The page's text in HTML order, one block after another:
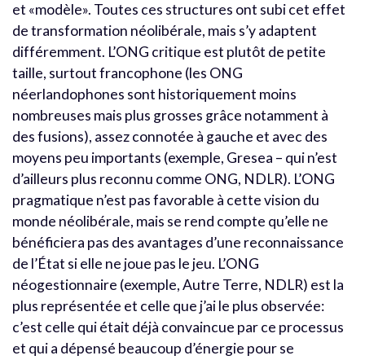
et «modèle». Toutes ces structures ont subi cet effet
de transformation néolibérale, mais s’y adaptent
différemment. L’ONG critique est plutôt de petite
taille, surtout francophone (les ONG
néerlandophones sont historiquement moins
nombreuses mais plus grosses grâce notamment à
des fusions), assez connotée à gauche et avec des
moyens peu importants (exemple, Gresea – qui n’est
d’ailleurs plus reconnu comme ONG, NDLR). L’ONG
pragmatique n’est pas favorable à cette vision du
monde néolibérale, mais se rend compte qu’elle ne
bénéficiera pas des avantages d’une reconnaissance
de l’État si elle ne joue pas le jeu. L’ONG
néogestionnaire (exemple, Autre Terre, NDLR) est la
plus représentée et celle que j’ai le plus observée:
c’est celle qui était déjà convaincue par ce processus
et qui a dépensé beaucoup d’énergie pour se